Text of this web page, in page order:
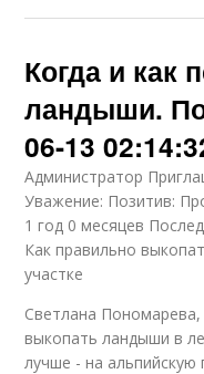
Когда и как
ландыши.
06-13
Администратор
Уважение: Позитив:
1 год 0 месяцев
Как правильно
участке
Светлана
выкопать ландыши в
лучше - на